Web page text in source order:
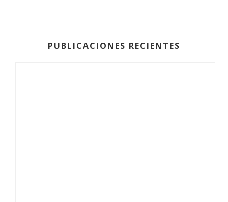
PUBLICACIONES RECIENTES